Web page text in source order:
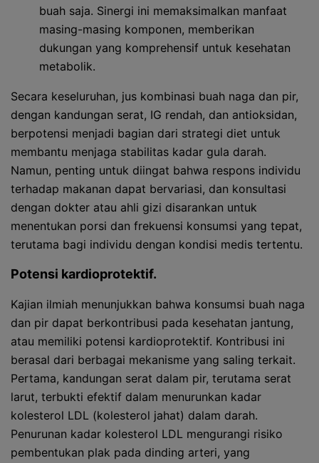
buah saja. Sinergi ini memaksimalkan manfaat
masing-masing komponen, memberikan
dukungan yang komprehensif untuk kesehatan
metabolik.
Secara keseluruhan, jus kombinasi buah naga dan pir,
dengan kandungan serat, IG rendah, dan antioksidan,
berpotensi menjadi bagian dari strategi diet untuk
membantu menjaga stabilitas kadar gula darah.
Namun, penting untuk diingat bahwa respons individu
terhadap makanan dapat bervariasi, dan konsultasi
dengan dokter atau ahli gizi disarankan untuk
menentukan porsi dan frekuensi konsumsi yang tepat,
terutama bagi individu dengan kondisi medis tertentu.
Potensi kardioprotektif.
Kajian ilmiah menunjukkan bahwa konsumsi buah naga
dan pir dapat berkontribusi pada kesehatan jantung,
atau memiliki potensi kardioprotektif. Kontribusi ini
berasal dari berbagai mekanisme yang saling terkait.
Pertama, kandungan serat dalam pir, terutama serat
larut, terbukti efektif dalam menurunkan kadar
kolesterol LDL (kolesterol jahat) dalam darah.
Penurunan kadar kolesterol LDL mengurangi risiko
pembentukan plak pada dinding arteri, yang